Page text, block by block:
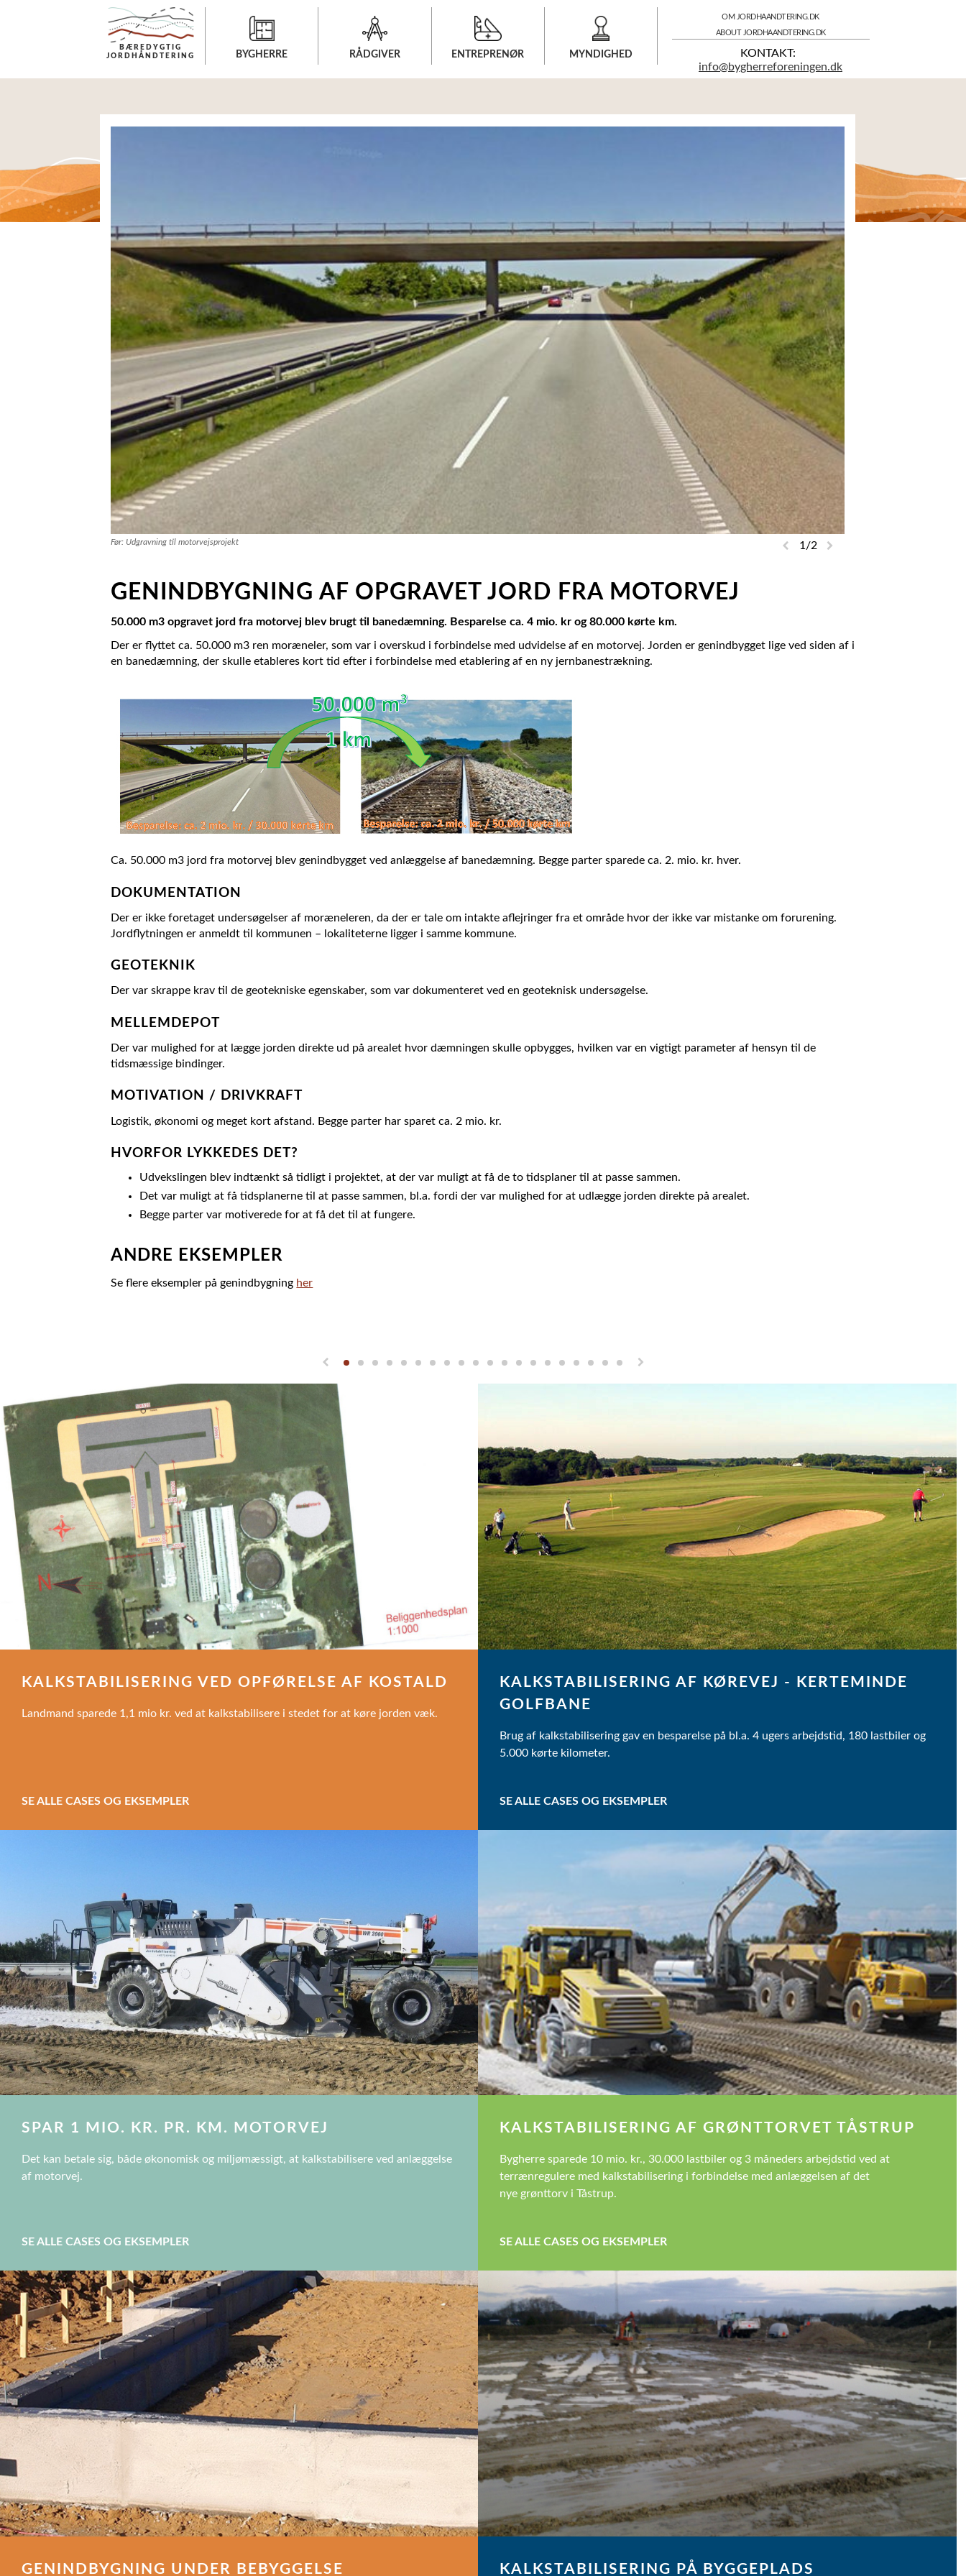
BÆREDYGTIG
JORDHÅNDTERING
BYGHERRE
BYGHERRE RÅDGIVER
RÅDGIVER ENTREPRENØR
ENTREPRENØR MYNDIGHED
MYNDIGHED
OM JORDHAANDTERING.DK
ABOUT JORDHAANDTERING.DK
KONTAKT:
info@bygherreforeningen.dk
Før: Udgravning til motorvejsprojekt 1 /2
GENINDBYGNING AF OPGRAVET JORD FRA MOTORVEJ
50.000 m3 opgravet jord fra motorvej blev brugt til banedæmning. Besparelse ca. 4 mio. kr og 80.000 kørte km.
Der er flyttet ca. 50.000 m3 ren moræneler, som var i overskud i forbindelse med udvidelse af en motorvej. Jorden er genindbygget lige ved siden af i
en banedæmning, der skulle etableres kort tid efter i forbindelse med etablering af en ny jernbanestrækning.
Ca. 50.000 m3 jord fra motorvej blev genindbygget ved anlæggelse af banedæmning. Begge parter sparede ca. 2. mio. kr. hver.
DOKUMENTATION
Der er ikke foretaget undersøgelser af moræneleren, da der er tale om intakte aflejringer fra et område hvor der ikke var mistanke om forurening.
Jordflytningen er anmeldt til kommunen – lokaliteterne ligger i samme kommune.
GEOTEKNIK
Der var skrappe krav til de geotekniske egenskaber, som var dokumenteret ved en geoteknisk undersøgelse.
MELLEMDEPOT
Der var mulighed for at lægge jorden direkte ud på arealet hvor dæmningen skulle opbygges, hvilken var en vigtigt parameter af hensyn til de
tidsmæssige bindinger.
MOTIVATION / DRIVKRAFT
Logistik, økonomi og meget kort afstand. Begge parter har sparet ca. 2 mio. kr.
HVORFOR LYKKEDES DET?
Udvekslingen blev indtænkt så tidligt i projektet, at der var muligt at få de to tidsplaner til at passe sammen.
Det var muligt at få tidsplanerne til at passe sammen, bl.a. fordi der var mulighed for at udlægge jorden direkte på arealet.
Begge parter var motiverede for at få det til at fungere.
ANDRE EKSEMPLER
Se flere eksempler på genindbygning her
KALKSTABILISERING VED OPFØRELSE AF KOSTALD
Landmand sparede 1,1 mio kr. ved at kalkstabilisere i stedet for at køre jorden væk.
SE ALLE CASES OG EKSEMPLER
KALKSTABILISERING AF KØREVEJ - KERTEMINDE
GOLFBANE
Brug af kalkstabilisering gav en besparelse på bl.a. 4 ugers arbejdstid, 180 lastbiler og
5.000 kørte kilometer.
SE ALLE CASES OG EKSEMPLER
SPAR 1 MIO. KR. PR. KM. MOTORVEJ
Det kan betale sig, både økonomisk og miljømæssigt, at kalkstabilisere ved anlæggelse
af motorvej.
SE ALLE CASES OG EKSEMPLER
KALKSTABILISERING AF GRØNTTORVET TÅSTRUP
Bygherre sparede 10 mio. kr., 30.000 lastbiler og 3 måneders arbejdstid ved at
terrænregulere med kalkstabilisering i forbindelse med anlæggelsen af det
nye grønttorv i Tåstrup.
SE ALLE CASES OG EKSEMPLER
GENINDBYGNING UNDER BEBYGGELSE KALKSTABILISERING PÅ BYGGEPLADS